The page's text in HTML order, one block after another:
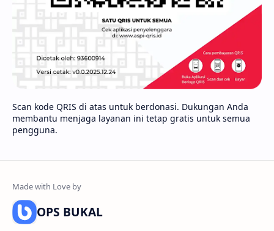
Scan kode QRIS di atas untuk berdonasi. Dukungan Anda
membantu menjaga layanan ini tetap gratis untuk semua
pengguna.
OPS BUKAL